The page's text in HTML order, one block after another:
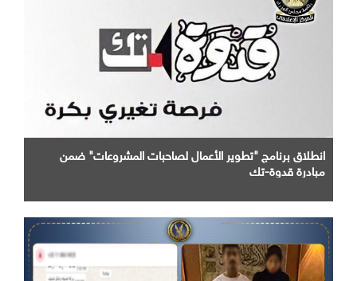
انطلاق برنامج "تطوير الأعمال لصاحبات المشروعات" ضمن
مبادرة قدوة-تك